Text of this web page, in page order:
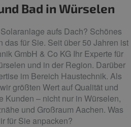
Bad in Würselen
aufs Dach? Schönes
das für Sie. Seit über 50 Jahren ist
GmbH & Co KG Ihr Experte für
und in der Region. Darüber
im Bereich Haustechnik. Als
größten Wert auf Qualität und
Kunden – nicht nur in Würselen,
und Großraum Aachen. Was
für Sie anpacken?